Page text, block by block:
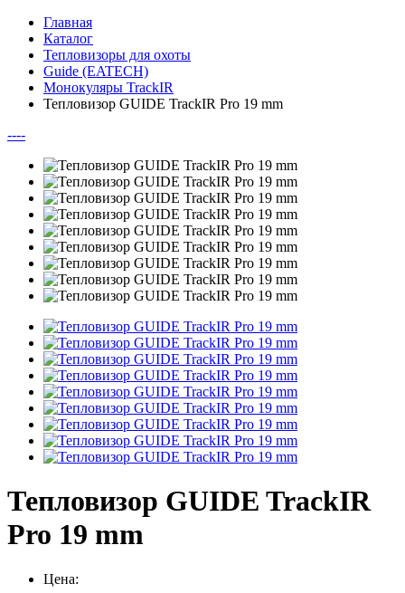
Главная
Каталог
Тепловизоры для охоты
Guide (EATECH)
Монокуляры TrackIR
Тепловизор GUIDE TrackIR Pro 19 mm
----
Тепловизор GUIDE TrackIR
Pro 19 mm
Цена: